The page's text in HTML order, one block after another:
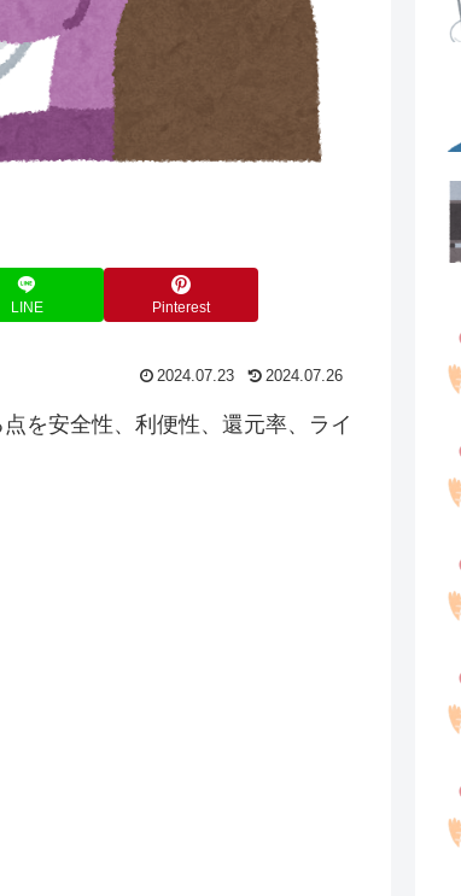
LINE Pinterest
2024.07.23 2024.07.26
を安全性、利便性、還元率、ライ